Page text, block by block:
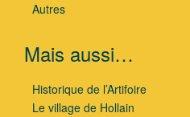
Autres
Mais aussi…
Historique de l’Artifoire
Le village de Hollain